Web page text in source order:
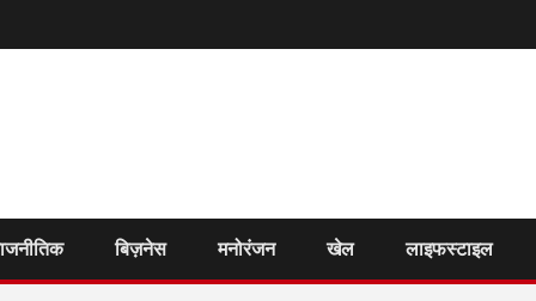
बिज़नेस मनोरंजन खेल लाइफस्टाइल